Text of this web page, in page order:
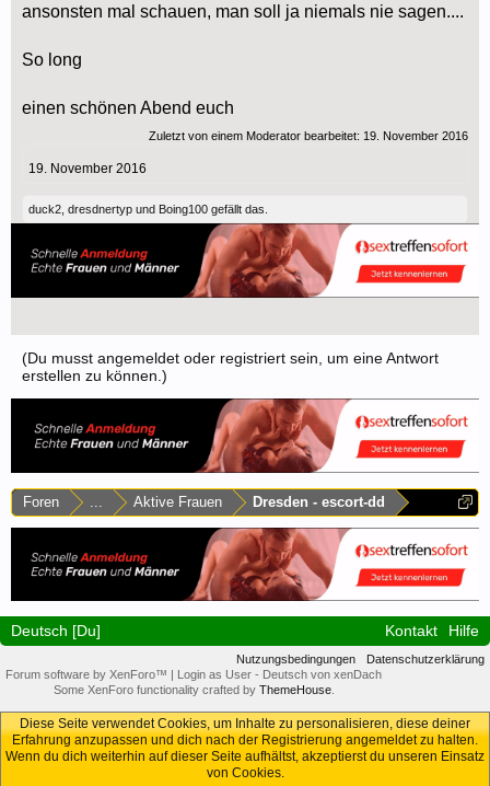
ansonsten mal schauen, man soll ja niemals nie sagen....
So long
einen schönen Abend euch
Zuletzt von einem Moderator bearbeitet: 19. November 2016
19. November 2016
duck2 dresdnertyp und Boing100 gefällt das.
(Du musst angemeldet oder registriert sein, um eine Antwort
erstellen zu können.)
Foren Aktive Frauen Dresden - escort-dd
Deutsch [Du] Kontakt Hilfe
Nutzungsbedingungen
Datenschutzerklärung
Forum software by XenForo™
Login as User - Deutsch von xenDach
Some XenForo functionality crafted by ThemeHouse.
Diese Seite verwendet Cookies, um Inhalte zu personalisieren, diese deiner
Erfahrung anzupassen und dich nach der Registrierung angemeldet zu halten.
Wenn du dich weiterhin auf dieser Seite aufhältst, akzeptierst du unseren Einsatz
von Cookies.